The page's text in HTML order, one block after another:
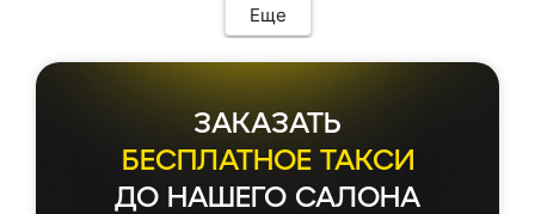
Еще
ЗАКАЗАТЬ
БЕСПЛАТНОЕ ТАКСИ
ДО НАШЕГО САЛОНА